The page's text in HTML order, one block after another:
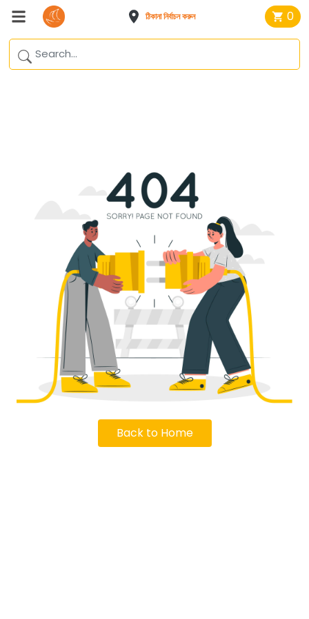
ঠিকানা নির্বাচন করুন 0
Back to Home